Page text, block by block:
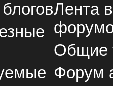
Лента
Общие
Форум